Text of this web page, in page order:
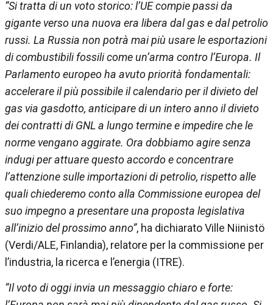
“Si tratta di un voto storico: l’UE compie passi da
gigante verso una nuova era libera dal gas e dal petrolio
russi. La Russia non potrà mai più usare le esportazioni
di combustibili fossili come un’arma contro l’Europa. Il
Parlamento europeo ha avuto priorità fondamentali:
accelerare il più possibile il calendario per il divieto del
gas via gasdotto, anticipare di un intero anno il divieto
dei contratti di GNL a lungo termine e impedire che le
norme vengano aggirate. Ora dobbiamo agire senza
indugi per attuare questo accordo e concentrare
l’attenzione sulle importazioni di petrolio, rispetto alle
quali chiederemo conto alla Commissione europea del
suo impegno a presentare una proposta legislativa
all’inizio del prossimo anno”, ha dichiarato Ville Niinistö
(Verdi/ALE, Finlandia), relatore per la commissione per
l’industria, la ricerca e l’energia (ITRE).
“Il voto di oggi invia un messaggio chiaro e forte: